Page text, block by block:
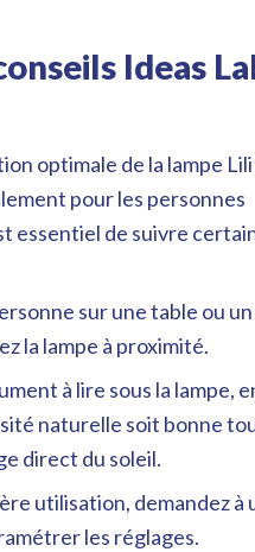
Ideas
optimale de la lampe
pour les personnes
essentiel de suivre
sur une table ou
la lampe à proximité.
à lire sous la lampe,
naturelle soit bonne
direct du soleil.
utilisation, demandez à
les réglages.